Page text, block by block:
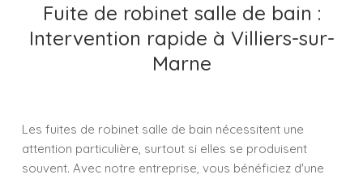
Fuite de robinet salle de bain :
Intervention rapide à Villiers-sur-
Marne
Les fuites de robinet salle de bain nécessitent une
attention particulière, surtout si elles se produisent
souvent. Avec notre entreprise, vous bénéficiez d'une